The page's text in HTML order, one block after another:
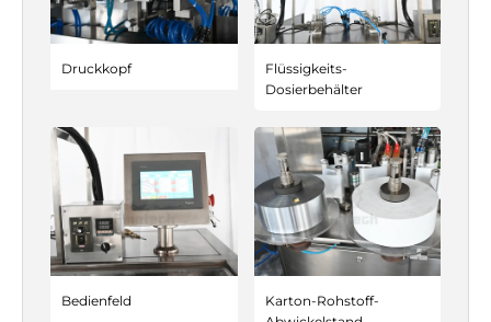
Druckkopf
Flüssigkeits-
Dosierbehälter
Bedienfeld
Karton-Rohstoff-